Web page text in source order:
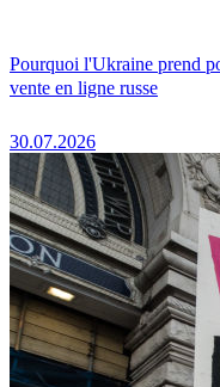
Pourquoi l'Ukraine prend
vente en ligne russe
30.07.2026